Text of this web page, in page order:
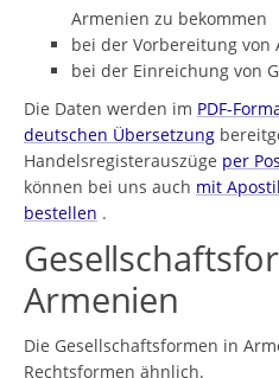
Armenien zu bekommen
bei der Vorbereitung von
bei der Einreichung von
Die Daten werden im PDF-
deutschen Übersetzung
Handelsregisterauszüge per
können bei uns auch mit
bestellen .
Armenien
Die Gesellschaftsformen in
Rechtsformen ähnlich.